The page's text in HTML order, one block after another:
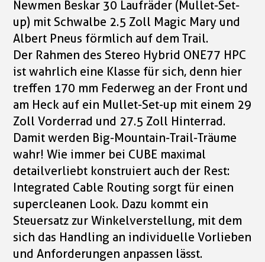
Newmen Beskar 30 Laufräder (Mullet-Set-
up) mit Schwalbe 2.5 Zoll Magic Mary und
Albert Pneus förmlich auf dem Trail.
Der Rahmen des Stereo Hybrid ONE77 HPC
ist wahrlich eine Klasse für sich, denn hier
treffen 170 mm Federweg an der Front und
am Heck auf ein Mullet-Set-up mit einem 29
Zoll Vorderrad und 27.5 Zoll Hinterrad.
Damit werden Big-Mountain-Trail-Träume
wahr! Wie immer bei CUBE maximal
detailverliebt konstruiert auch der Rest:
Integrated Cable Routing sorgt für einen
supercleanen Look. Dazu kommt ein
Steuersatz zur Winkelverstellung, mit dem
sich das Handling an individuelle Vorlieben
und Anforderungen anpassen lässt.